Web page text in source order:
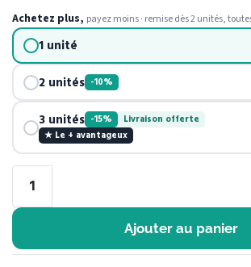
Achetez plus, payez moins · remise dès 2 unités,
1 unité
2 unités -10%
3 unités -15%
Livraison offerte
★ Le + avantageux
Ajouter au panier